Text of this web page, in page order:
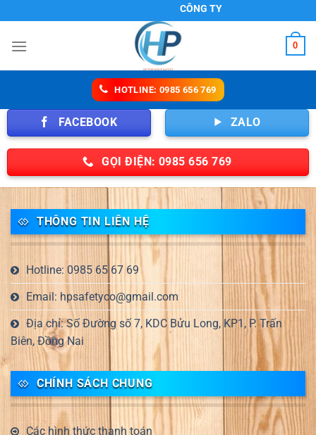
đến
nội
CÔNG TY TNHH HP SAFETY
0
HOTLINE: 0985 656 769
FACEBOOK ZALO
GỌI ĐIỆN: 0985 656 769
THÔNG TIN LIÊN HỆ
Hotline: 0985 65 67 69
Email: hpsafetyco@gmail.com
Địa chỉ: Số Đường số 7, KDC Bửu Long, KP1, P. Trấn
Biên, Đồng Nai
CHÍNH SÁCH CHUNG
Các hình thức thanh toán